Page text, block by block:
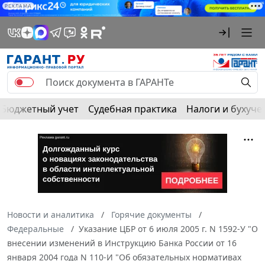
РЕКЛАМА
Бюджетный учет Судебная практика Налоги и
Новости и аналитика
Горячие документы
Федеральные
Указание ЦБР от 6 июля 2005 г. N 1592-У "О
внесении изменений в Инструкцию Банка России от 16
января 2004 года N 110-И "Об обязательных нормативах